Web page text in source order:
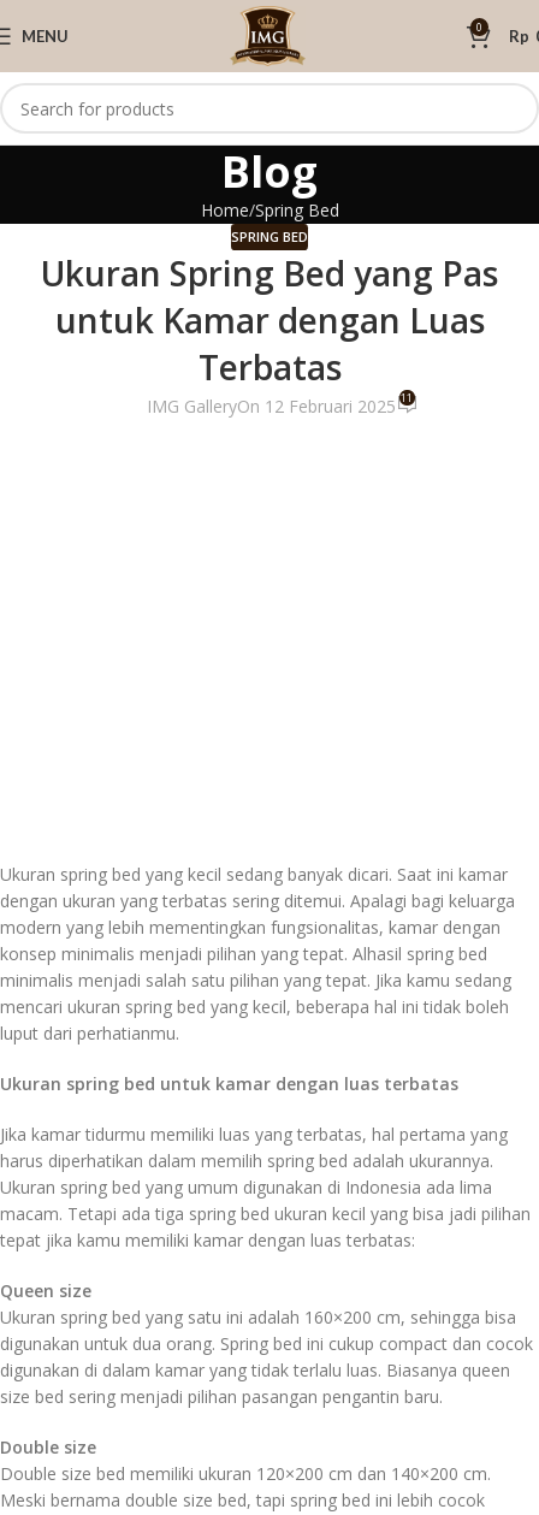
MENU 0 Rp
Blog
Home Spring Bed
SPRING BED
Ukuran Spring Bed yang Pas
untuk Kamar dengan Luas
Terbatas
IMG GalleryOn 12 Februari 2025 11
Ukuran spring bed yang kecil sedang banyak dicari. Saat ini kamar
dengan ukuran yang terbatas sering ditemui. Apalagi bagi keluarga
modern yang lebih mementingkan fungsionalitas, kamar dengan
konsep minimalis menjadi pilihan yang tepat. Alhasil spring bed
minimalis menjadi salah satu pilihan yang tepat. Jika kamu sedang
mencari ukuran spring bed yang kecil, beberapa hal ini tidak boleh
luput dari perhatianmu.
Ukuran spring bed untuk kamar dengan luas terbatas
Jika kamar tidurmu memiliki luas yang terbatas, hal pertama yang
harus diperhatikan dalam memilih spring bed adalah ukurannya.
Ukuran spring bed yang umum digunakan di Indonesia ada lima
macam. Tetapi ada tiga spring bed ukuran kecil yang bisa jadi pilihan
tepat jika kamu memiliki kamar dengan luas terbatas:
Queen size
Ukuran spring bed yang satu ini adalah 160×200 cm, sehingga bisa
digunakan untuk dua orang. Spring bed ini cukup compact dan cocok
digunakan di dalam kamar yang tidak terlalu luas. Biasanya queen
size bed sering menjadi pilihan pasangan pengantin baru.
Double size
Double size bed memiliki ukuran 120×200 cm dan 140×200 cm.
Meski bernama double size bed, tapi spring bed ini lebih cocok